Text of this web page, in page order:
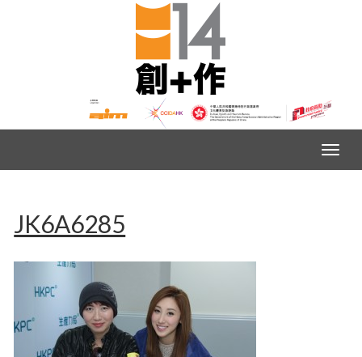
JK6A6285